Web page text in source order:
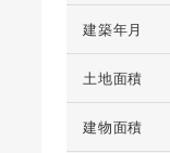
建築年月
土地面積
建物面積